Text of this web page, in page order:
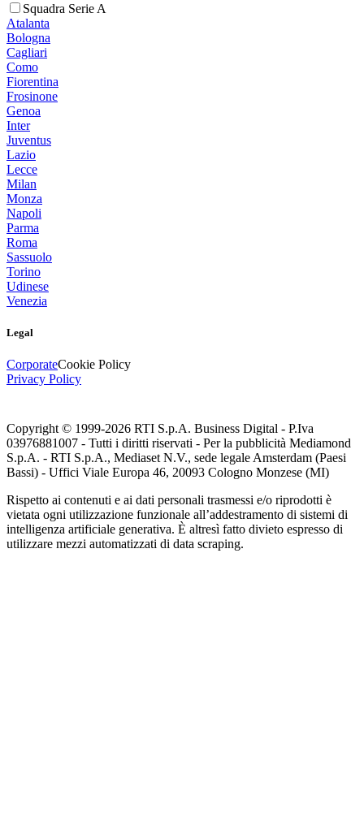
Squadra Serie A
Atalanta
Bologna
Cagliari
Como
Fiorentina
Frosinone
Genoa
Inter
Juventus
Lazio
Lecce
Milan
Monza
Napoli
Parma
Roma
Sassuolo
Torino
Udinese
Venezia
Legal
CorporateCookie Policy
Privacy Policy
Copyright © 1999-2026 RTI S.p.A. Business Digital - P.Iva
03976881007 - Tutti i diritti riservati - Per la pubblicità Mediamond
S.p.A. - RTI S.p.A., Mediaset N.V., sede legale Amsterdam (Paesi
Bassi) - Uffici Viale Europa 46, 20093 Cologno Monzese (MI)
Rispetto ai contenuti e ai dati personali trasmessi e/o riprodotti è
vietata ogni utilizzazione funzionale all’addestramento di sistemi di
intelligenza artificiale generativa. È altresì fatto divieto espresso di
utilizzare mezzi automatizzati di data scraping.